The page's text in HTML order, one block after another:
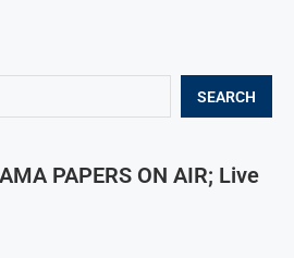
SEARCH
PAPERS ON AIR; Live